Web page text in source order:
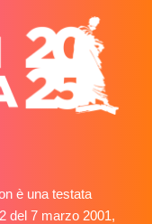
è una testata
del 7 marzo 2001,